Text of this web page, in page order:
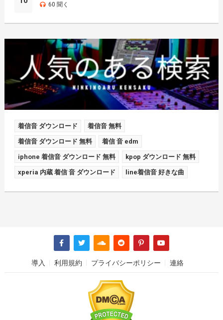
60 聞く
着信音 ダウンロード 着信音 無料
着信音 ダウンロード 無料 着信 音 edm
iphone 着信音 ダウンロード 無料 kpop ダウンロード 無料
xperia 内蔵 着信 音 ダウンロード line着信音 好きな曲
導入 利用規約 プライバシーポリシー 連絡